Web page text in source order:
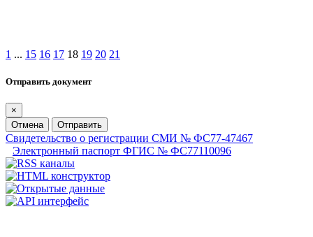
1 ... 15 16 17 18 19 20 21
Отправить документ
×
Отмена
Отправить
Свидетельство о регистрации СМИ № ФС77-47467
Электронный паспорт ФГИС № ФС77110096